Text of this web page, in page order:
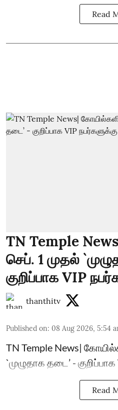
Read
TN Temple
செப். 1 முதல்
குறிப்பாக VIP
thanthitv
Published on: 08 Aug 2026, 5:54
TN Temple News|
`முழுதாக தடை’ -
Read